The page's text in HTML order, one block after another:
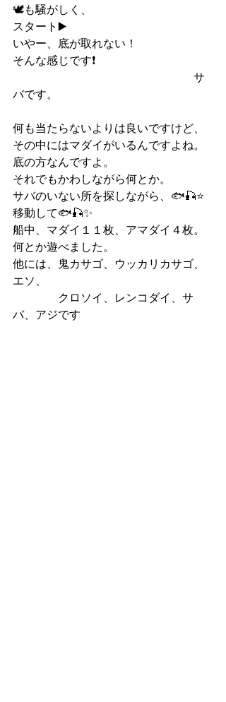
🕊️も騒がしく、
スタート▶️
いやー、底が取れない！
そんな感じです❗️
サ
バです。
何も当たらないよりは良いですけど、
その中にはマダイがいるんですよね。
底の方なんですよ。
それでもかわしながら何とか。
サバのいない所を探しながら、🐟🎣⭐️
移動して🐟🎣✨
船中、マダイ１１枚、アマダイ４枚。
何とか遊べました。
他には、鬼カサゴ、ウッカリカサゴ、
エソ、
クロソイ、レンコダイ、サ
バ、アジです